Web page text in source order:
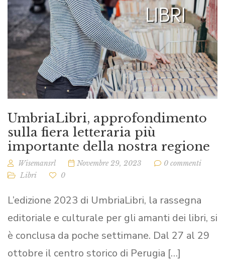
UmbriaLibri, approfondimento
sulla fiera letteraria più
importante della nostra regione
Wisemansrl Novembre 29, 2023
0 commenti
Libri
0
L’edizione 2023 di UmbriaLibri, la rassegna
editoriale e culturale per gli amanti dei libri, si
è conclusa da poche settimane. Dal 27 al 29
ottobre il centro storico di Perugia […]